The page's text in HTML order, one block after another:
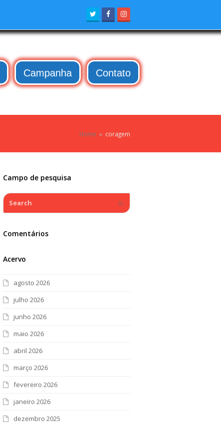
TwitterFacebook
Campanha Contato
Home » coragem
Campo de pesquisa
Search
Comentários
Acervo
agosto 2026
julho 2026
junho 2026
maio 2026
abril 2026
março 2026
fevereiro 2026
janeiro 2026
dezembro 2025